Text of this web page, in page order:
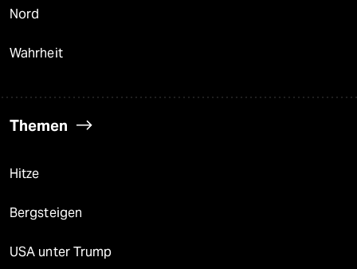
Nord
Wahrheit
Themen
Hitze
Bergsteigen
USA unter Trump